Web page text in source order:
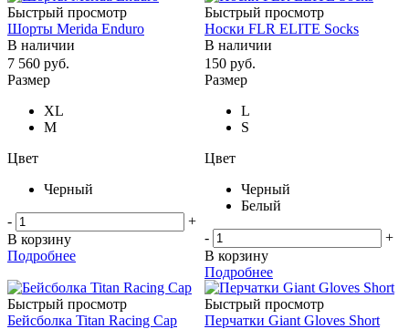
Быстрый просмотр
Шорты Merida Enduro
В наличии
7 560 руб.
Размер
XL
M
Цвет
Черный
-
+
В корзину
Подробнее
Быстрый просмотр
Носки FLR ELITE Socks
В наличии
150 руб.
Размер
L
S
Цвет
Черный
Белый
-
+
В корзину
Подробнее
Быстрый просмотр
Бейсболка Titan Racing Cap
Быстрый просмотр
Перчатки Giant Gloves Short